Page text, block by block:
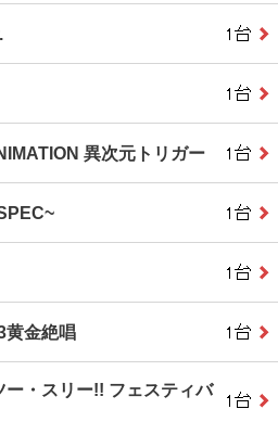
異次元トリガー
黄金絶唱
・スリー!! フェスティバ